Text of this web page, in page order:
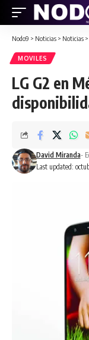
Nodo9 > Noticias > Noticias >
MOVILES
LG G2 en
Last updated:
David Miranda-